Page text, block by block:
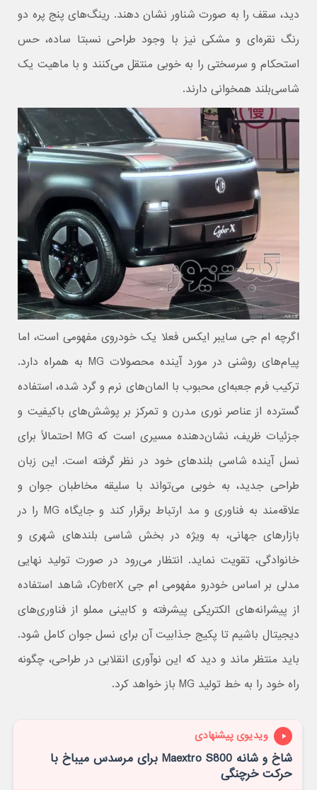
دید، سقف را به صورت شناور نشان دهند. رینگ‌های پنج پره دو
رنگ نقره‌ای و مشکی نیز با وجود طراحی نسبتا ساده، حس
استحکام و سرسختی را به خوبی منتقل می‌کنند و با ماهیت یک
شاسی‌بلند همخوانی دارند.
اگرچه ام جی سایبر ایکس فعلا یک خودروی مفهومی است، اما
پیام‌های روشنی در مورد آینده محصولات MG به همراه دارد.
ترکیب فرم جعبه‌ای محبوب با المان‌های نرم و گرد شده، استفاده
گسترده از عناصر نوری مدرن و تمرکز بر پوشش‌های باکیفیت و
جزئیات ظریف، نشان‌دهنده مسیری است که MG احتمالاً برای
نسل آینده شاسی‌ بلندهای خود در نظر گرفته است. این زبان
طراحی جدید، به خوبی می‌تواند با سلیقه مخاطبان جوان و
علاقه‌مند به فناوری و مد ارتباط برقرار کند و جایگاه MG را در
بازارهای جهانی، به‌ ویژه در بخش شاسی‌ بلندهای شهری و
خانوادگی، تقویت نماید. انتظار می‌رود در صورت تولید نهایی
مدلی بر اساس خودرو مفهومی ام جی CyberX، شاهد استفاده
از پیشرانه‌های الکتریکی پیشرفته و کابینی مملو از فناوری‌های
دیجیتال باشیم تا پکیج جذابیت آن برای نسل جوان کامل شود.
باید منتظر ماند و دید که این نوآوری انقلابی در طراحی، چگونه
راه خود را به خط تولید MG باز خواهد کرد.
ویدیوی پیشنهادی
شاخ و شانه Maextro S800 برای مرسدس میباخ با
حرکت خرچنگی